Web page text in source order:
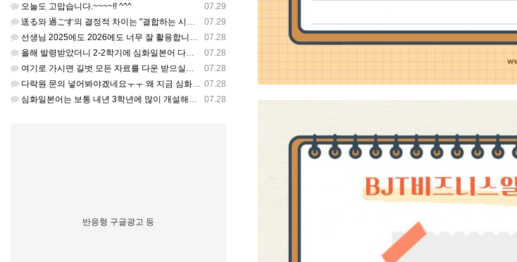
07.29
오늘도 고맙습니다.~~~~!! ^^^
07.29
送る와 過ごす의 결정적 차이는 "결합하는 시간 단위"와 "묘사 대상"입니다. 過ごす 하루, 오후, 주말, 휴…
07.28
선생님 2025에도 2026에도 너무 잘 활용합니다.. 감사해요!!!
07.28
올해 발령받았더니 2-2학기에 심화일본어 다락원 교과서 채택되어 있네요. 저도 당장 다음달부터 수업을 해야하…
07.28
여기로 가시면 길벗 모든 자료를 다운 받으실수 있으세요^^ https://coffee-plume-710.no…
07.28
다락원 문의 넣어봐야겠네요ㅜㅜ 왜 지금 심화일본어가 개설된지는 저도 참 의문입니다... 작년에 계셨던 선생님…
07.28
심화일본어는 보통 내년 3학년에 많이 개설해서 지금 홈페이지에 없는가보네요~ 일본어랑 생활 일본어는 다 있는…
반응형 구글광고 등